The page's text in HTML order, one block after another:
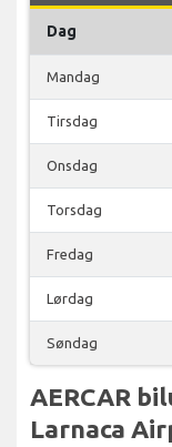
Dag
Mandag
Tirsdag
Onsdag
Torsdag
Fredag
Lørdag
Søndag
AERCAR
Larnaca